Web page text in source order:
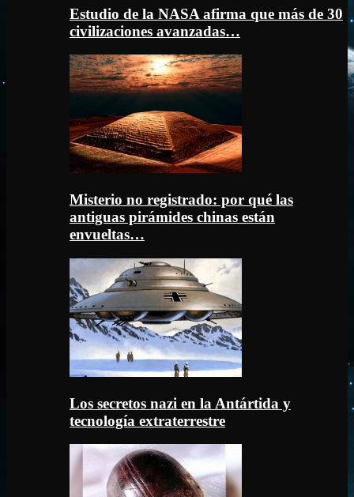
Estudio de la NASA afirma que más de 30
civilizaciones avanzadas…
Misterio no registrado: por qué las
antiguas pirámides chinas están
envueltas…
Los secretos nazi en la Antártida y
tecnología extraterrestre